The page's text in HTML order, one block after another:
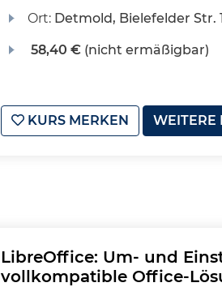
Ort: Detmold, Bielefelder Str.
58,40 €(nicht ermäßigbar)
KURS MERKEN WEITERE
LibreOffice: Um- und
vollkompatible Office-